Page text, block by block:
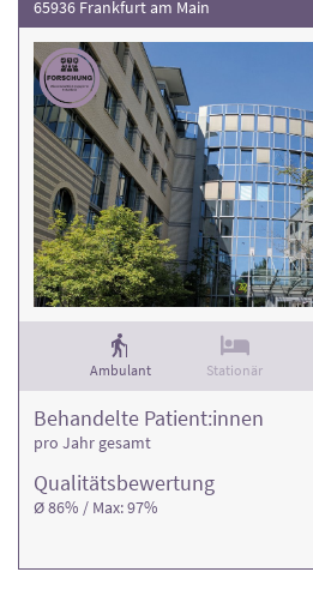
65936 Frankfurt am Main
Ambulant Stationär
Qualitäts­bewertung
Ø 86% / Max: 97%
Behandelte Patient:innen
pro Jahr gesamt